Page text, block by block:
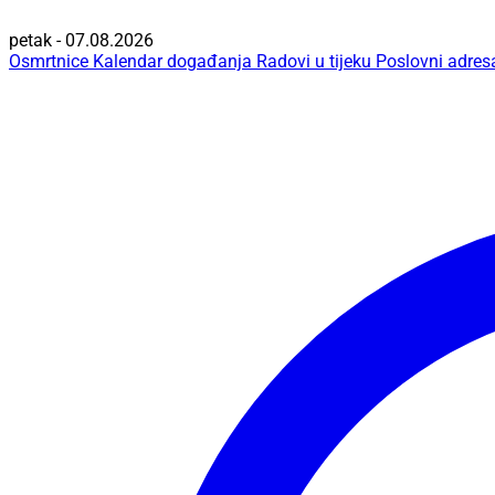
petak - 07.08.2026
Osmrtnice Kalendar događanja Radovi u tijeku Poslovni